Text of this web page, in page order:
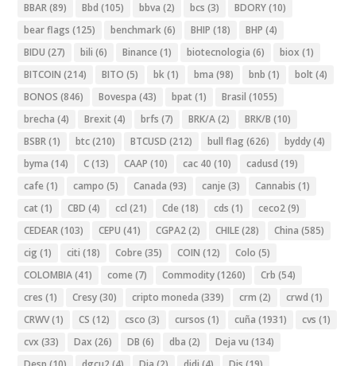
BBAR(89) Bbd (105) bbva (2) bcs (3) BDORY(10)
bear flags (125) benchmark(6) BHIP (18) BHP (4)
BIDU (27) bili (6) Binance (1) biotecnologia (6) biox (1)
BITCOIN (214) BITO (5) bk(1) bma (98) bnb (1) bolt (4)
BONOS (846) Bovespa (43) bpat (1) Brasil (1055)
brecha (4) Brexit (4) brfs (7) BRK/A(2) BRK/B (10)
BSBR(1) btc(210) BTCUSD (212) bull flag (626) byddy(4)
byma (14) C(13) CAAP (10) cac 40 (10) cadusd (19)
cafe (1) campo (5) Canada (93) canje (3) Cannabis (1)
cat (1) CBD (4) ccl (21) Cde (18) cds (1) ceco2(9)
CEDEAR(103) CEPU (41) CGPA2(2) CHILE(28) China (585)
cig (1) citi (18) Cobre (35) COIN (12) Colo (5)
COLOMBIA(41) come (7) Commodity(1260) Crb (54)
cres (1) Cresy(30) cripto moneda (339) crm (2) crwd (1)
CRWV(1) CS (12) csco (3) cursos (1) cuña (1931) cvs (1)
cvx (33) Dax (26) DB (6) dba (2) Deja vu (134)